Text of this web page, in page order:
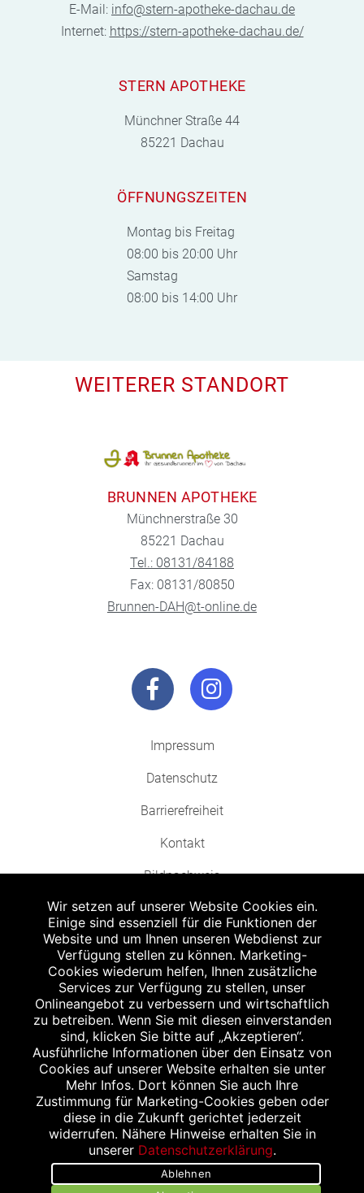
E-Mail: info@stern-apotheke-dachau.de
Internet: https://stern-apotheke-dachau.de/
STERN APOTHEKE
Münchner Straße 44
85221 Dachau
ÖFFNUNGSZEITEN
Montag bis Freitag
08:00 bis 20:00 Uhr
Samstag
08:00 bis 14:00 Uhr
WEITERER STANDORT
BRUNNEN APOTHEKE
Münchnerstraße 30
85221 Dachau
Tel.: 08131/84188
Fax: 08131/80850
Brunnen-DAH@t-online.de
Impressum
Datenschutz
Barrierefreiheit
Kontakt
Bildnachweis
Abgabe in haushaltsüblichen Mengen, solange der Vorrat reicht. Für Druck-
und Satzfehler keine Haftung.
Zu Risiken und Nebenwirkungen lesen Sie die Packungsbeilage und fragen
Sie Ihren Arzt oder Apotheker.
Angabe nach der deutschen Arzneimitteltaxe Apothekenerstattungspreis
(AEP). Der AEP ist keine unverbindliche Preisempfehlung der Hersteller. Der
AEP ist ein von den Apotheken in Ansatz gebrachter Preis für rezeptfreie
Arzneimittel. Er entspricht in der Höhe dem für Apotheken verbindlichen
Abgabepreis, zu dem eine Apotheke in bestimmten Fällen (z.B. bei Kindern
unter 12 Jahren) das Produkt mit der gesetzlichen Krankenversicherung
abrechnet. Der AEP ist der allgemeine Erstattungspreis im Falle einer
Kostenübernahme durch die gesetzlichen Krankenkassen, vor Abzug eines
Zwangsrabattes (zur Zeit 5%) nach §130 Abs. 1 SGB V.
Unverbindliche Preisempfehlung des Herstellers (UVP).
powered by apovena.de
Wir setzen auf unserer Website Cookies ein.
Einige sind essenziell für die Funktionen der
Website und um Ihnen unseren Webdienst zur
Verfügung stellen zu können. Marketing-
Cookies wiederum helfen, Ihnen zusätzliche
Services zur Verfügung zu stellen, unser
Onlineangebot zu verbessern und wirtschaftlich
zu betreiben. Wenn Sie mit diesen einverstanden
sind, klicken Sie bitte auf „Akzeptieren“.
Ausführliche Informationen über den Einsatz von
Cookies auf unserer Website erhalten sie unter
Mehr Infos. Dort können Sie auch Ihre
Zustimmung für Marketing-Cookies geben oder
diese in die Zukunft gerichtet jederzeit
widerrufen. Nähere Hinweise erhalten Sie in
unserer Datenschutzerklärung.
Ablehnen